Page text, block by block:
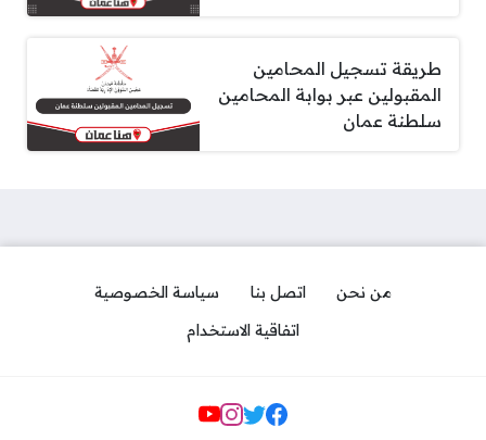
طريقة تسجيل المحامين
المقبولين عبر بوابة المحامين
سلطنة عمان
من نحن اتصل بنا
سياسة الخصوصية
اتفاقية الاستخدام
مواقع التواصل